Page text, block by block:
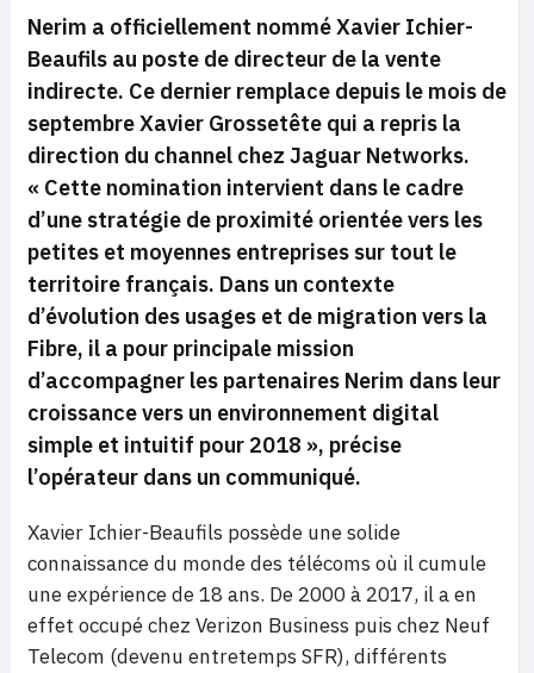
Nerim a officiellement nommé Xavier Ichier-
Beaufils au poste de directeur de la vente
indirecte. Ce dernier remplace depuis le mois de
septembre Xavier Grossetête qui a repris la
direction du channel chez Jaguar Networks.
« Cette nomination intervient dans le cadre
d’une stratégie de proximité orientée vers les
petites et moyennes entreprises sur tout le
territoire français. Dans un contexte
d’évolution des usages et de migration vers la
Fibre, il a pour principale mission
d’accompagner les partenaires Nerim dans leur
croissance vers un environnement digital
simple et intuitif pour 2018 », précise
l’opérateur dans un communiqué.
Xavier Ichier-Beaufils possède une solide
connaissance du monde des télécoms où il cumule
une expérience de 18 ans. De 2000 à 2017, il a en
effet occupé chez Verizon Business puis chez Neuf
Telecom (devenu entretemps SFR), différents